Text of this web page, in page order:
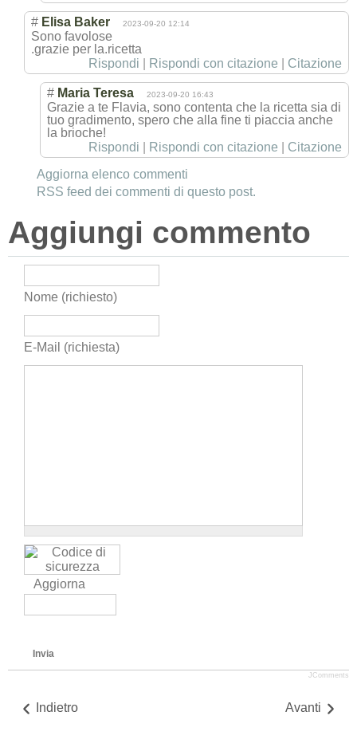
# Elisa Baker 2023-09-20 12:14
Sono favolose
.grazie per la.ricetta
Rispondi
Rispondi con citazione Citazione
# Maria Teresa 2023-09-20 16:43
Grazie a te Flavia, sono contenta che la ricetta sia di
tuo gradimento, spero che alla fine ti piaccia anche
la brioche!
Rispondi
Rispondi con citazione
Citazione
Aggiorna elenco commenti
RSS feed dei commenti di questo post.
Aggiungi commento
Nome (richiesto)
E-Mail (richiesta)
Aggiorna
Invia
JComments
Indietro Avanti